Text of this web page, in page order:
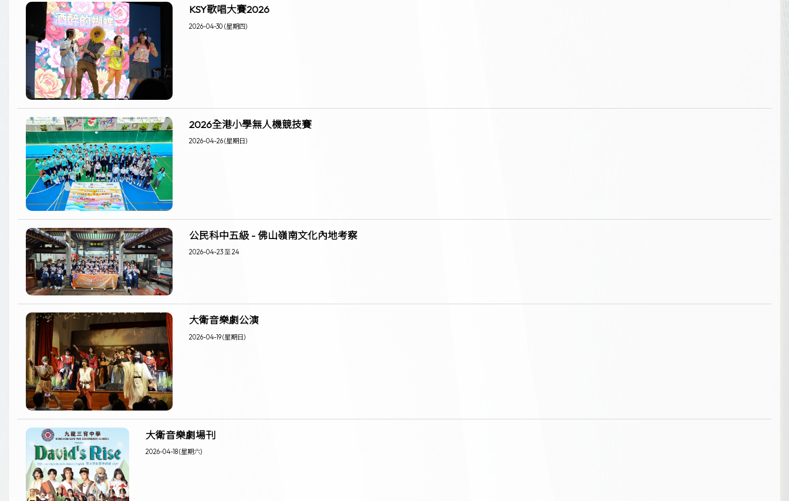
KSY歌唱大賽2026
2026-04-30 (星期四)
2026全港小學無人機競技賽
2026-04-26 (星期日)
公民科中五級 - 佛山嶺南文化內地考察
2026-04-23 至 24
大衛音樂劇公演
2026-04-19 (星期日)
大衛音樂劇場刊
2026-04-18 (星期六)